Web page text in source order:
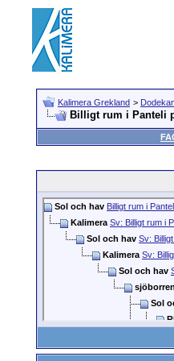
Kalimera Grekland >
Billigt rum i Panteli
Sol och hav Billigt rum i
Kalimera Sv: Billigt rum i
Sol och hav Sv: Billigt
Kalimera Sv:
Sol och hav
sjöborren
Sol